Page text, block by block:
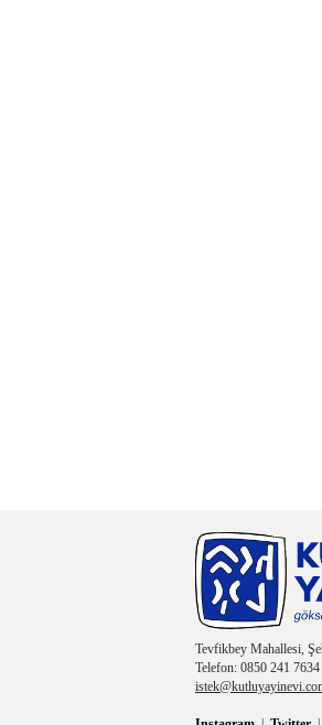
Tevfikbey Mahallesi,
Telefon: 0850 241 7634